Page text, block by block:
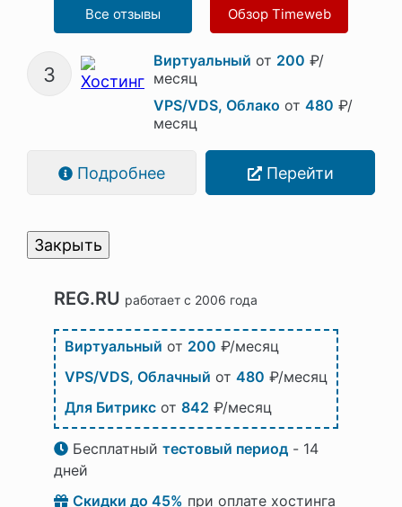
Все отзывы Обзор Timeweb
3
Виртуальный от 200 ₽/
месяц
VPS/VDS, Облако от 480 ₽/
месяц
Подробнее Перейти
Закрыть
REG.RU работает с 2006 года
Виртуальный от 200 ₽/месяц
VPS/VDS, Облачный от 480 ₽/месяц
Для Битрикс от 842 ₽/месяц
Бесплатный тестовый период - 14
дней
Скидки до 45% при оплате хостинга